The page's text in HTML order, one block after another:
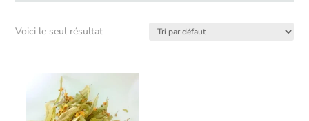
Voici le seul résultat